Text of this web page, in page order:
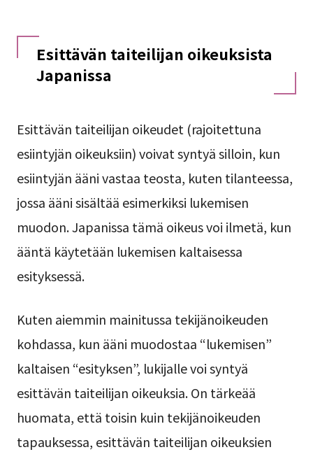
Esittävän taiteilijan oikeuksista
Japanissa
Esittävän taiteilijan oikeudet (rajoitettuna
esiintyjän oikeuksiin) voivat syntyä silloin, kun
esiintyjän ääni vastaa teosta, kuten tilanteessa,
jossa ääni sisältää esimerkiksi lukemisen
muodon. Japanissa tämä oikeus voi ilmetä, kun
ääntä käytetään lukemisen kaltaisessa
esityksessä.
Kuten aiemmin mainitussa tekijänoikeuden
kohdassa, kun ääni muodostaa “lukemisen”
kaltaisen “esityksen”, lukijalle voi syntyä
esittävän taiteilijan oikeuksia. On tärkeää
huomata, että toisin kuin tekijänoikeuden
tapauksessa, esittävän taiteilijan oikeuksien